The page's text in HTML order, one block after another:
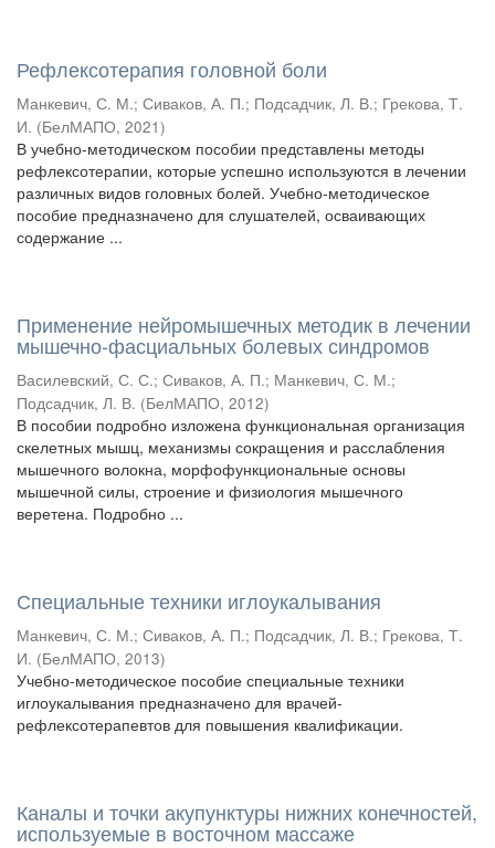
Рефлексотерапия головной боли
Манкевич, С. М.; Сиваков, А. П.; Подсадчик, Л. В.; Грекова, Т.
И. (БелМАПО, 2021)
В учебно-методическом пособии представлены методы
рефлексотерапии, которые успешно используются в лечении
различных видов головных болей. Учебно-методическое
пособие предназначено для слушателей, осваивающих
содержание ...
Применение нейромышечных методик в лечении
мышечно-фасциальных болевых синдромов
Василевский, С. С.; Сиваков, А. П.; Манкевич, С. М.;
Подсадчик, Л. В. (БелМАПО, 2012)
В пособии подробно изложена функциональная организация
скелетных мышц, механизмы сокращения и расслабления
мышечного волокна, морфофункциональные основы
мышечной силы, строение и физиология мышечного
веретена. Подробно ...
Специальные техники иглоукалывания
Манкевич, С. М.; Сиваков, А. П.; Подсадчик, Л. В.; Грекова, Т.
И. (БелМАПО, 2013)
Учебно-методическое пособие специальные техники
иглоукалывания предназначено для врачей-
рефлексотерапевтов для повышения квалификации.
Каналы и точки акупунктуры нижних конечностей,
используемые в восточном массаже